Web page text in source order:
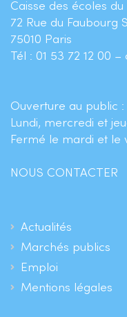
Caisse des écoles du
72 Rue du Faubourg
75010 Paris
Tél : 01 53 72 12 00 –
Ouverture au public :
Lundi, mercredi et
Fermé le mardi et le
NOUS CONTACTER
Actualités
Marchés publics
Emploi
Mentions légales